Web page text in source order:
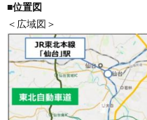
■位置図
＜広域図＞